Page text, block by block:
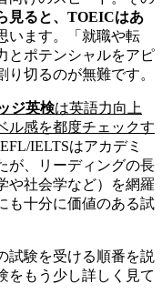
見ると、TOEICはあ
います。「就職や転
とポテンシャルをアピ
切るのが無難です。
ジ英検は英語力向上
ル感を都度チェックす
IELTSはアカデミ
が、リーディングの長
や社会学など）を網羅
も十分に価値のある試
試験を受ける順番を説
をもう少し詳しく見て